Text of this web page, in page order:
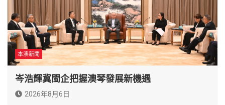
本澳新聞
岑浩輝冀閩企把握澳琴發展新機遇
2026年8月6日